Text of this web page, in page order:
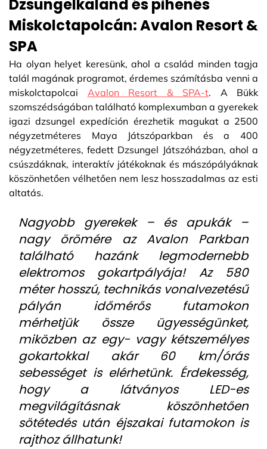
Dzsungelkaland és pihenés
Miskolctapolcán: Avalon Resort &
SPA
Ha olyan helyet keresünk, ahol a család minden tagja
talál magának programot, érdemes számításba venni a
miskolctapolcai Avalon Resort & SPA-t. A Bükk
szomszédságában található komplexumban a gyerekek
igazi dzsungel expedíción érezhetik magukat a 2500
négyzetméteres Maya Játszóparkban és a 400
négyzetméteres, fedett Dzsungel Játszóházban, ahol a
csúszdáknak, interaktív játékoknak és mászópályáknak
köszönhetően vélhetően nem lesz hosszadalmas az esti
altatás.
Nagyobb gyerekek – és apukák –
nagy örömére az Avalon Parkban
található hazánk legmodernebb
elektromos gokartpályája! Az 580
méter hosszú, technikás vonalvezetésű
pályán időmérős futamokon
mérhetjük össze ügyességünket,
miközben az egy- vagy kétszemélyes
gokartokkal akár 60 km/órás
sebességet is elérhetünk. Érdekesség,
hogy a látványos LED-es
megvilágításnak köszönhetően
sötétedés után éjszakai futamokon is
rajthoz állhatunk!